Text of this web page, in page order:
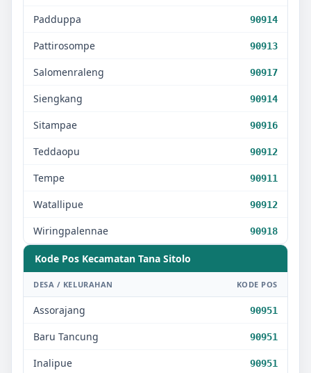
Padduppa 90914
Pattirosompe 90913
Salomenraleng 90917
Siengkang 90914
Sitampae 90916
Teddaopu 90912
Tempe 90911
Watallipue 90912
Wiringpalennae 90918
Kode Pos Kecamatan Tana Sitolo
DESA / KELURAHAN KODE POS
Assorajang 90951
Baru Tancung 90951
Inalipue 90951